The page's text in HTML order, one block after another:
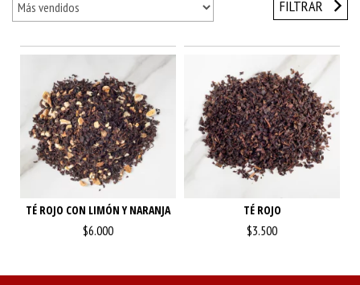
FILTRAR
TÉ ROJO CON LIMÓN Y NARANJA
$6.000
TÉ ROJO
$3.500